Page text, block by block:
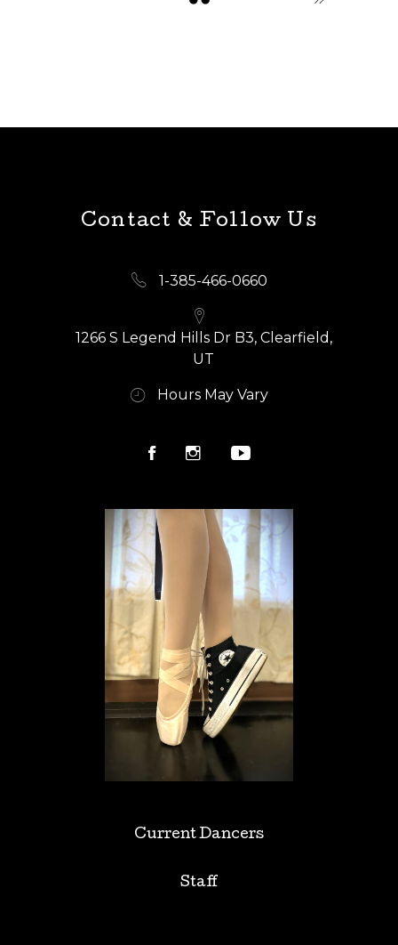
Contact & Follow Us
1-385-466-0660
1266 S Legend Hills Dr B3, Clearfield,
UT
Hours May Vary
Current Dancers
Staff